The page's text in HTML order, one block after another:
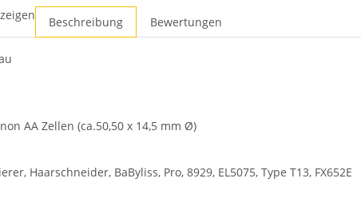
Beschreibung Bewertungen
AA Zellen (ca.50,50 x 14,5 mm Ø)
Haarschneider, BaByliss, Pro, 8929, EL5075, Type T13, FX652E